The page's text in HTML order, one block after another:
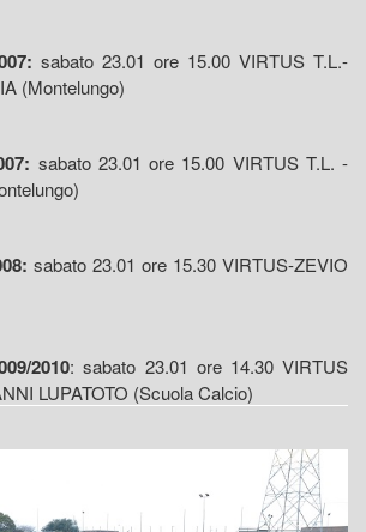
sabato 23.01 ore 15.00 VIRTUS T.L.-
(Montelungo)
sabato 23.01 ore 15.00 VIRTUS T.L. -
sabato 23.01 ore 15.30 VIRTUS-ZEVIO
2010: sabato 23.01 ore 14.30 VIRTUS
LUPATOTO (Scuola Calcio)